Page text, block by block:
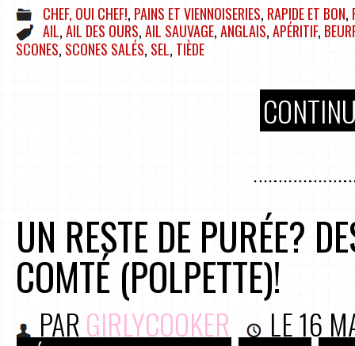
CHEF, OUI CHEF!, PAINS ET VIENNOISERIES, RAPIDE ET BON,
AIL,AIL DES OURS,AIL SAUVAGE,ANGLAIS,APÉRITIF,
SCONES, SCONES SALÉS, SEL, TIÈDE
UN RESTE DE PURÉE?
COMTÉ (POLPETTE)!
PAR GIRLYCOOKER LE16